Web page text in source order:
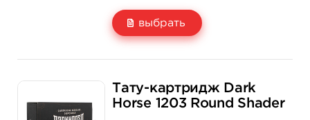
выбрать
1 700 руб.
Тату-картридж Dark
Horse 1203 Round Shader